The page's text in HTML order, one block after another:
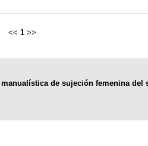
<< 1 >>
de sujeción femenina del